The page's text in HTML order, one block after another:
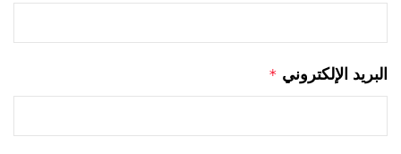
البريد الإلكتروني *